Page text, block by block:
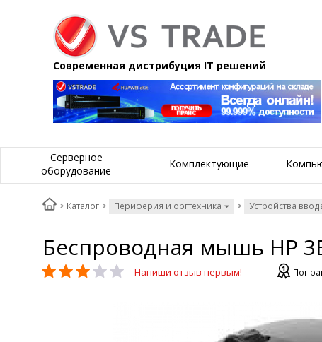
Современная дистрибуция IT решений
Серверное
оборудование
Комплектующие
Каталог Периферия и оргтехника Устройства
Беспроводная мышь HP
Напиши отзыв первым!